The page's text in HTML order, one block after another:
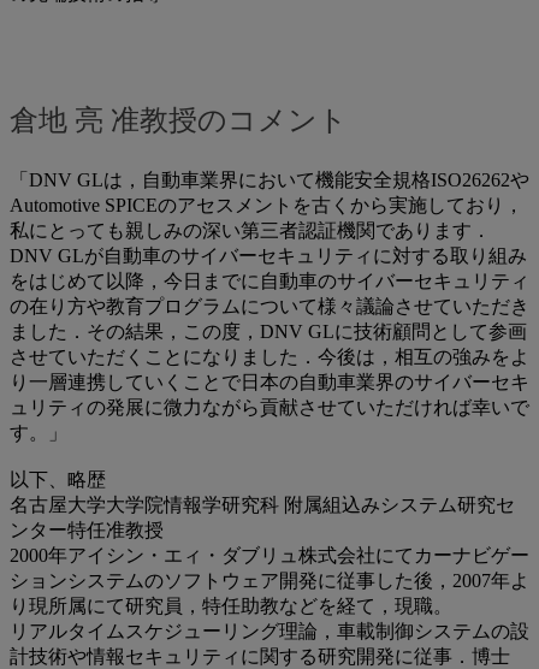
倉地 亮 准教授のコメント
「DNV GLは，自動車業界において機能安全規格ISO26262や
Automotive SPICEのアセスメントを古くから実施しており，
私にとっても親しみの深い第三者認証機関であります．
DNV GLが自動車のサイバーセキュリティに対する取り組み
をはじめて以降，今日までに自動車のサイバーセキュリティ
の在り方や教育プログラムについて様々議論させていただき
ました．その結果，この度，DNV GLに技術顧問として参画
させていただくことになりました．今後は，相互の強みをよ
り一層連携していくことで日本の自動車業界のサイバーセキ
ュリティの発展に微力ながら貢献させていただければ幸いで
す。」
以下、略歴
名古屋大学大学院情報学研究科 附属組込みシステム研究セ
ンター特任准教授
2000年アイシン・エィ・ダブリュ株式会社にてカーナビゲー
ションシステムのソフトウェア開発に従事した後，2007年よ
り現所属にて研究員，特任助教などを経て，現職。
リアルタイムスケジューリング理論，車載制御システムの設
計技術や情報セキュリティに関する研究開発に従事．博士